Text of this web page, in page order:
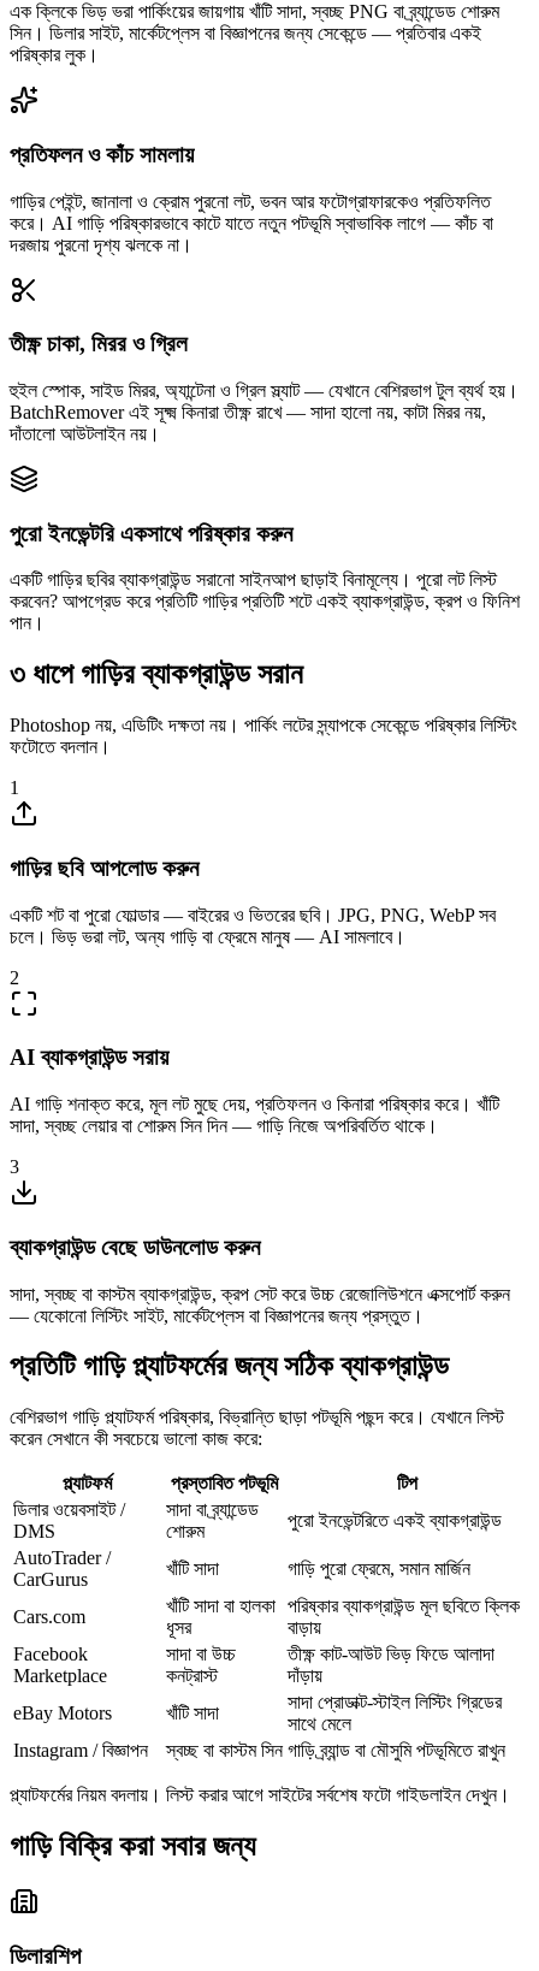
এক ক্লিকে ভিড় ভরা পার্কিংয়ের জায়গায় খাঁটি সাদা, স্বচ্ছ PNG বা ব্র্যান্ডেড শোরুম
সিন। ডিলার সাইট, মার্কেটপ্লেস বা বিজ্ঞাপনের জন্য সেকেন্ডে — প্রতিবার একই
পরিষ্কার লুক।
প্রতিফলন ও কাঁচ সামলায়
গাড়ির পেইন্ট, জানালা ও ক্রোম পুরনো লট, ভবন আর ফটোগ্রাফারকেও প্রতিফলিত
করে। AI গাড়ি পরিষ্কারভাবে কাটে যাতে নতুন পটভূমি স্বাভাবিক লাগে — কাঁচ বা
দরজায় পুরনো দৃশ্য ঝলকে না।
তীক্ষ্ণ চাকা, মিরর ও গ্রিল
হুইল স্পোক, সাইড মিরর, অ্যান্টেনা ও গ্রিল স্ল্যাট — যেখানে বেশিরভাগ টুল ব্যর্থ হয়।
BatchRemover এই সূক্ষ্ম কিনারা তীক্ষ্ণ রাখে — সাদা হালো নয়, কাটা মিরর নয়,
দাঁতালো আউটলাইন নয়।
পুরো ইনভেন্টরি একসাথে পরিষ্কার করুন
একটি গাড়ির ছবির ব্যাকগ্রাউন্ড সরানো সাইনআপ ছাড়াই বিনামূল্যে। পুরো লট লিস্ট
করবেন? আপগ্রেড করে প্রতিটি গাড়ির প্রতিটি শটে একই ব্যাকগ্রাউন্ড, ক্রপ ও ফিনিশ
পান।
৩ ধাপে গাড়ির ব্যাকগ্রাউন্ড সরান
Photoshop নয়, এডিটিং দক্ষতা নয়। পার্কিং লটের স্ন্যাপকে সেকেন্ডে পরিষ্কার লিস্টিং
ফটোতে বদলান।
1
গাড়ির ছবি আপলোড করুন
একটি শট বা পুরো ফোল্ডার — বাইরের ও ভিতরের ছবি। JPG, PNG, WebP সব
চলে। ভিড় ভরা লট, অন্য গাড়ি বা ফ্রেমে মানুষ — AI সামলাবে।
2
AI ব্যাকগ্রাউন্ড সরায়
AI গাড়ি শনাক্ত করে, মূল লট মুছে দেয়, প্রতিফলন ও কিনারা পরিষ্কার করে। খাঁটি
সাদা, স্বচ্ছ লেয়ার বা শোরুম সিন দিন — গাড়ি নিজে অপরিবর্তিত থাকে।
3
ব্যাকগ্রাউন্ড বেছে ডাউনলোড করুন
সাদা, স্বচ্ছ বা কাস্টম ব্যাকগ্রাউন্ড, ক্রপ সেট করে উচ্চ রেজোলিউশনে এক্সপোর্ট করুন
— যেকোনো লিস্টিং সাইট, মার্কেটপ্লেস বা বিজ্ঞাপনের জন্য প্রস্তুত।
প্রতিটি গাড়ি প্ল্যাটফর্মের জন্য সঠিক ব্যাকগ্রাউন্ড
বেশিরভাগ গাড়ি প্ল্যাটফর্ম পরিষ্কার, বিভ্রান্তি ছাড়া পটভূমি পছন্দ করে। যেখানে লিস্ট
করেন সেখানে কী সবচেয়ে ভালো কাজ করে:
প্ল্যাটফর্ম প্রস্তাবিত পটভূমি
টিপ
ডিলার ওয়েবসাইট /
DMS
সাদা বা ব্র্যান্ডেড
শোরুম
পুরো ইনভেন্টরিতে একই ব্যাকগ্রাউন্ড
AutoTrader /
CarGurus
খাঁটি সাদা গাড়ি পুরো ফ্রেমে, সমান মার্জিন
Cars.com
খাঁটি সাদা বা হালকা
ধূসর
পরিষ্কার ব্যাকগ্রাউন্ড মূল ছবিতে ক্লিক
বাড়ায়
Facebook
Marketplace
সাদা বা উচ্চ
কনট্রাস্ট
তীক্ষ্ণ কাট-আউট ভিড় ফিডে আলাদা
দাঁড়ায়
eBay Motors
খাঁটি সাদা
সাদা প্রোডাক্ট-স্টাইল লিস্টিং গ্রিডের
সাথে মেলে
Instagram / বিজ্ঞাপন
স্বচ্ছ বা কাস্টম সিন গাড়ি ব্র্যান্ড বা মৌসুমি পটভূমিতে রাখুন
প্ল্যাটফর্মের নিয়ম বদলায়। লিস্ট করার আগে সাইটের সর্বশেষ ফটো গাইডলাইন দেখুন।
গাড়ি বিক্রি করা সবার জন্য
ডিলারশিপ